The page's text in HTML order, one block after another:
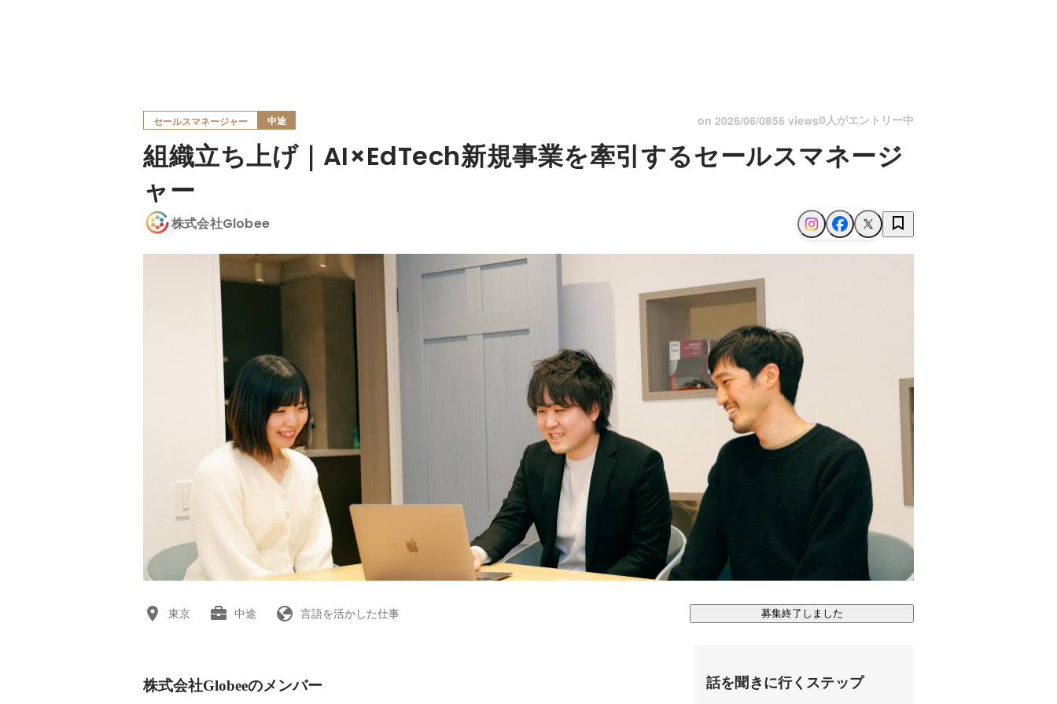
セールスマネージャー 中途 on 2026/06/0856 views0人がエントリー中
組織立ち上げ｜AI×EdTech新規事業を牽引するセールスマネージ
ャー
株式会社Globee
東京 中途 言語を活かした仕事 募集終了しました
株式会社Globeeのメンバー 話を聞きに行くステップ